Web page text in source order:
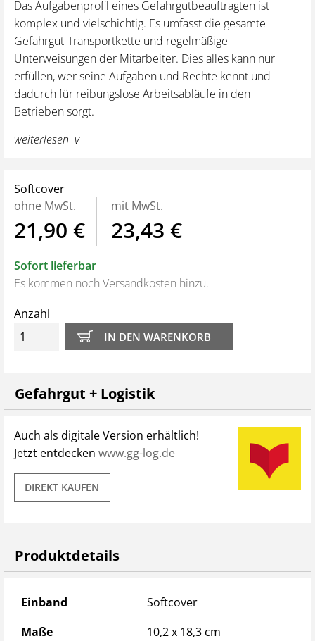
Das Aufgabenprofil eines Gefahrgutbeauftragten ist
komplex und vielschichtig. Es umfasst die gesamte
Gefahrgut-Transportkette und regelmäßige
Unterweisungen der Mitarbeiter. Dies alles kann nur
erfüllen, wer seine Aufgaben und Rechte kennt und
dadurch für reibungslose Arbeitsabläufe in den
Betrieben sorgt.
Dieser handliche Gefahr/gut Snap begleitet Sie in Ihrer
Sie die gesetzlichen Vorschriften sicher und erfolgreich
umsetzen.
Aus dem Inhalt:
Die rechtlichen Grundlagen für den
Gefahrgutbeauftragten
Aufgaben des Gefahrgutbeauftragten
Durchführung der Aufgaben
weiterlesen
Softcover
ohne MwSt.
21,90 €
mit MwSt.
23,43 €
Sofort lieferbar
Es kommen noch Versandkosten hinzu.
Anzahl
Gefahrgut + Logistik
Auch als digitale Version erhältlich!
Jetzt entdecken www.gg-log.de
DIREKT KAUFEN
Produktdetails
Produktdetails
Einband
Softcover
Maße
10,2 x 18,3 cm